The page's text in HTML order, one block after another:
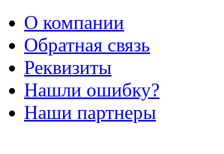
О компании
Обратная связь
Реквизиты
Нашли ошибку?
Наши партнеры